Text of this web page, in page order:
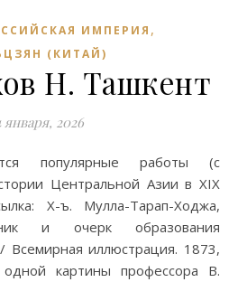
ИМПЕРИЯ ,
(КИТАЙ)
Н. Ташкент
января, 2026
Центральной Азии в XIX
Х-ъ. Мулла-Тарап-Ходжа,
и очерк образования
Всемирная иллюстрация. 1873,
картины профессора В.